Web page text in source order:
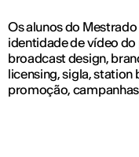
Os alunos do
identidade de vídeo do
broadcast design,
licensing, sigla, station
promoção,